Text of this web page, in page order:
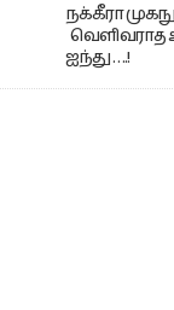
நக்கீரா
ஐந்து ….!